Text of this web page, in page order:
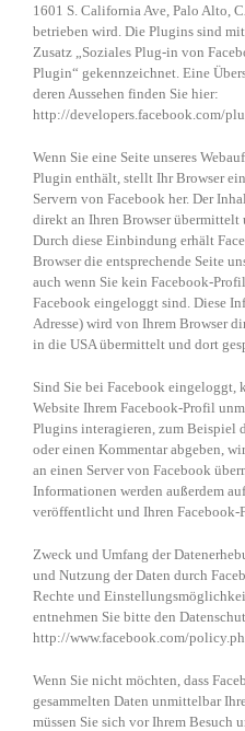
1601 S. California Ave, Palo Alto,
betrieben wird. Die Plugins sind
Zusatz „Soziales Plug-in von
Plugin“ gekennzeichnet. Eine
deren Aussehen finden Sie hier:
http://developers.facebook.com/
Wenn Sie eine Seite unseres
Plugin enthält, stellt Ihr Browser
Servern von Facebook her. Der
direkt an Ihren Browser übermittelt
Durch diese Einbindung erhält
Browser die entsprechende Seite
auch wenn Sie kein Facebook-
Facebook eingeloggt sind. Diese
Adresse) wird von Ihrem Browser
in die USA übermittelt und dort
Sind Sie bei Facebook eingeloggt,
Website Ihrem Facebook-Profil
Plugins interagieren, zum Beispiel
oder einen Kommentar abgeben,
an einen Server von Facebook
Informationen werden außerdem
veröffentlicht und Ihren Facebook-
Zweck und Umfang der
und Nutzung der Daten durch
Rechte und
entnehmen Sie bitte den
http://www.facebook.com/
Wenn Sie nicht möchten, dass
gesammelten Daten unmittelbar
müssen Sie sich vor Ihrem Besuch